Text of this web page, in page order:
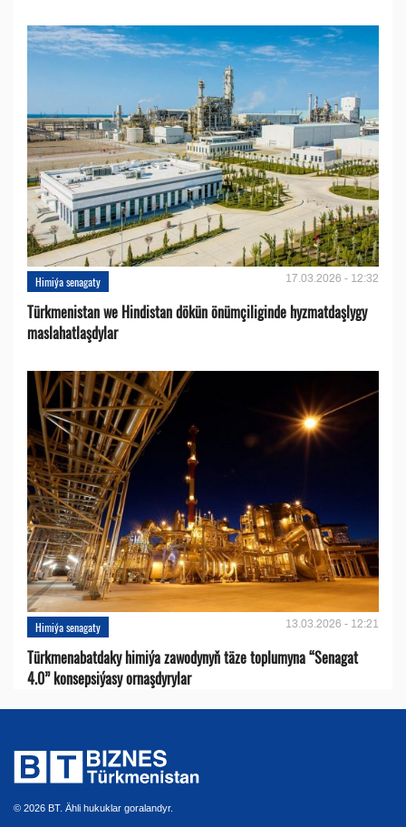
Himiýa senagaty 17.03.2026 - 12:32
Türkmenistan we Hindistan dökün önümçiliginde hyzmatdaşlygy
maslahatlaşdylar
Himiýa senagaty 13.03.2026 - 12:21
Türkmenabatdaky himiýa zawodynyň täze toplumyna “Senagat
4.0” konsepsiýasy ornaşdyrylar
© 2026 BT. Ähli hukuklar goralandyr.